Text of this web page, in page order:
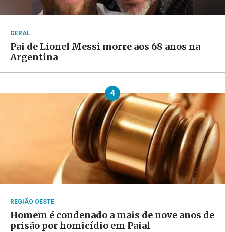
GERAL
Pai de Lionel Messi morre aos 68 anos na
Argentina
4
REGIÃO OESTE
Homem é condenado a mais de nove anos de
prisão por homicídio em Paial